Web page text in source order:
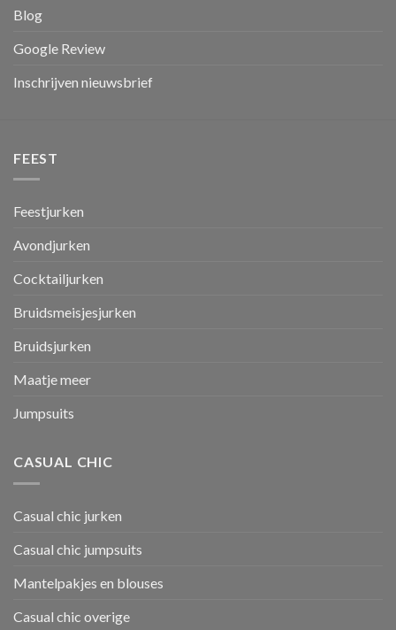
Blog
Google Review
Inschrijven nieuwsbrief
FEEST
Feestjurken
Avondjurken
Cocktailjurken
Bruidsmeisjesjurken
Bruidsjurken
Maatje meer
Jumpsuits
CASUAL CHIC
Casual chic jurken
Casual chic jumpsuits
Mantelpakjes en blouses
Casual chic overige